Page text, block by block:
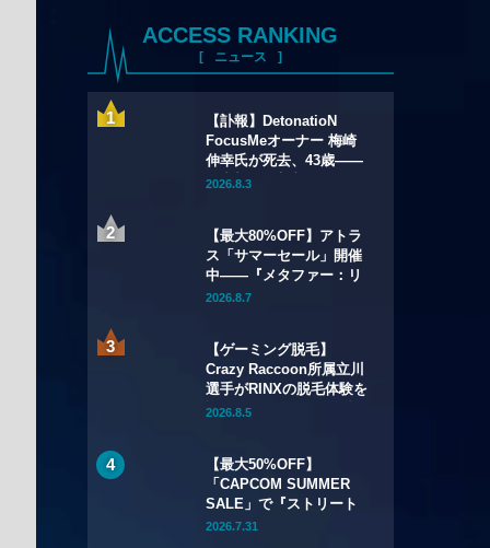
ACCESS RANKING
ニュース
【訃報】DetonatioN
FocusMeオーナー 梅崎
伸幸氏が死去、43歳——
国内初の給与制eスポーツ
2026.8.3
【最大80%OFF】アトラ
ス「サマーセール」開催
中——『メタファー：リ
ファンタジオ』デジタル
2026.8.7
【ゲーミング脱毛】
Crazy Raccoon所属立川
選手がRINXの脱毛体験を
語る——インタビュー記
2026.8.5
【最大50%OFF】
「CAPCOM SUMMER
SALE」で『ストリート
ファイター6』本編が
2026.7.31